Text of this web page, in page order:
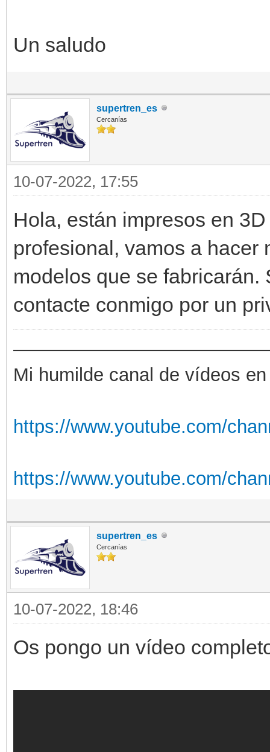
Un saludo
supertren_es
Cercanías
10-07-2022, 17:55
Hola, están impresos en
profesional, vamos a hacer
modelos que se
contacte conmigo por un
Mi humilde canal de vídeos
https://www.youtube.com/
https://www.youtube.com/
supertren_es
Cercanías
10-07-2022, 18:46
Os pongo un vídeo